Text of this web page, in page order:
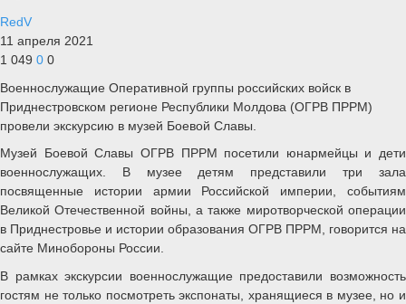
RedV
11 апреля 2021
1 049 0 0
Военнослужащие Оперативной группы российских войск в
Приднестровском регионе Республики Молдова (ОГРВ ПРРМ)
провели экскурсию в музей Боевой Славы.
Музей Боевой Славы ОГРВ ПРРМ посетили юнармейцы и дети
военнослужащих. В музее детям представили три зала
посвященные истории армии Российской империи, событиям
Великой Отечественной войны, а также миротворческой операции
в Приднестровье и истории образования ОГРВ ПРРМ, говорится на
сайте Минобороны России.
В рамках экскурсии военнослужащие предоставили возможность
гостям не только посмотреть экспонаты, хранящиеся в музее, но и